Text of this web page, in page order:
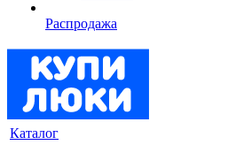
Распродажа
Каталог